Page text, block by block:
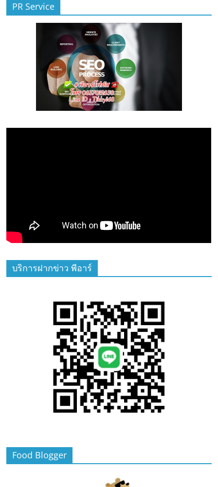
PR Service
บริการฝากข่าว พีอาร์
Food Blogger